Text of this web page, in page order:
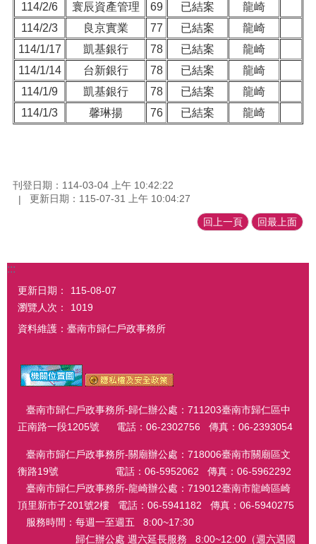
114/2/6
寰辰資產管理 69 已結案
龍崎
114/2/3
良京實業 77 已結案
龍崎
114/1/17
凱基銀行 78 已結案
龍崎
114/1/14
台新銀行 78 已結案
龍崎
114/1/9
凱基銀行 78 已結案
龍崎
114/1/3
馨琳揚 76 已結案 龍崎
刊登日期：114-03-04 上午 10:42:22
更新日期：115-07-31 上午 10:04:27
回上一頁 回最上面
:::
更新日期：
115-08-07
瀏覽人次：
1019
資料維護：臺南市歸仁戶政事務所
臺南市歸仁戶政事務所-歸仁辦公處：711203臺南市歸仁區中
正南路一段1205號 電話：06-2302756 傳真：06-2393054
臺南市歸仁戶政事務所-關廟辦公處：718006臺南市關廟區文
衡路19號 電話：06-5952062 傳真：06-5962292
臺南市歸仁戶政事務所-龍崎辦公處：719012臺南市龍崎區崎
頂里新市子201號2樓 電話：06-5941182 傳真：06-5940275
服務時間：每週一至週五 8:00~17:30
歸仁辦公處 週六延長服務 8:00~12:00（週六遇國